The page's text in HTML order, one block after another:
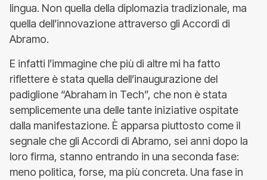
lingua. Non quella della diplomazia tradizionale, ma
quella dell’innovazione attraverso gli Accordi di
Abramo.
E infatti l’immagine che più di altre mi ha fatto
riflettere è stata quella dell’inaugurazione del
padiglione “Abraham in Tech”, che non è stata
semplicemente una delle tante iniziative ospitate
dalla manifestazione. È apparsa piuttosto come il
segnale che gli Accordi di Abramo, sei anni dopo la
loro firma, stanno entrando in una seconda fase:
meno politica, forse, ma più concreta. Una fase in